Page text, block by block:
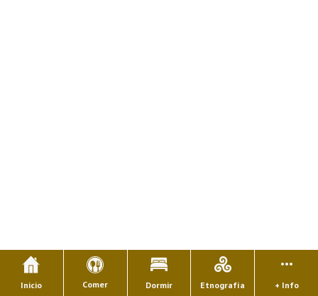
Inicio Comer Dormir Etnografía + Info